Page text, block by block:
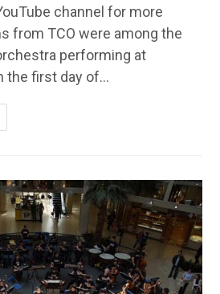
channel for more
from TCO were among the
performing at
the first day of…